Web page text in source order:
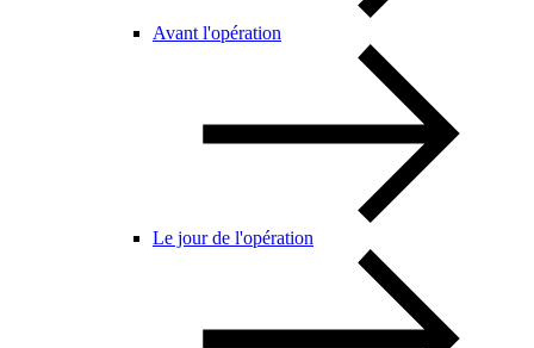
Avant l'opération
Le jour de l'opération